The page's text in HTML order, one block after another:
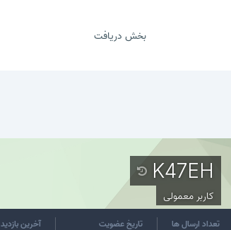
بخش دریافت
K47EH
کاربر معمولی
تعداد ارسال ها تاریخ عضویت آخرین بازدید